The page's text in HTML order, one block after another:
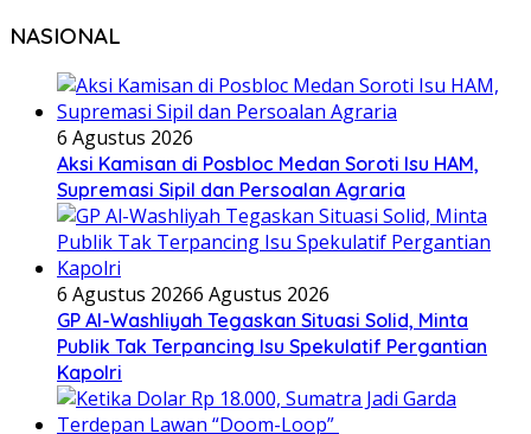
NASIONAL
6 Agustus 2026
Aksi Kamisan di Posbloc Medan Soroti Isu HAM,
Supremasi Sipil dan Persoalan Agraria
6 Agustus 20266 Agustus 2026
GP Al-Washliyah Tegaskan Situasi Solid, Minta
Publik Tak Terpancing Isu Spekulatif Pergantian
Kapolri